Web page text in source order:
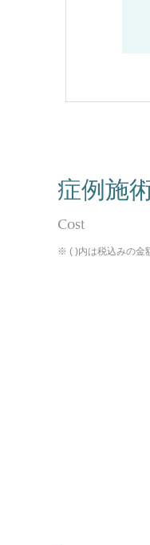
症例施
Cost
※ ( )内は税込みの金